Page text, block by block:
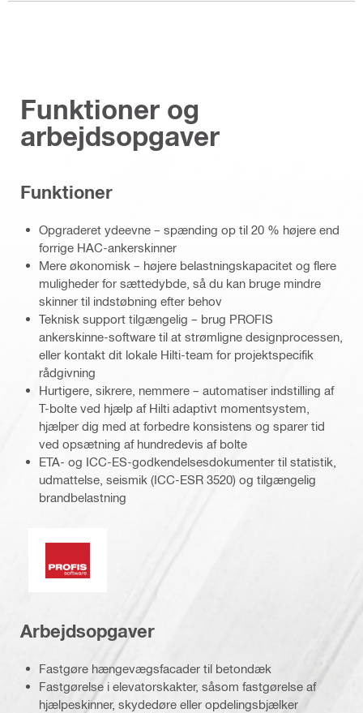
Funktioner og
arbejdsopgaver
Funktioner
Opgraderet ydeevne – spænding op til 20 % højere end
forrige HAC-ankerskinner
Mere økonomisk – højere belastningskapacitet og flere
muligheder for sættedybde, så du kan bruge mindre
skinner til indstøbning efter behov
Teknisk support tilgængelig – brug PROFIS
ankerskinne-software til at strømligne designprocessen,
eller kontakt dit lokale Hilti-team for projektspecifik
rådgivning
Hurtigere, sikrere, nemmere – automatiser indstilling af
T-bolte ved hjælp af Hilti adaptivt momentsystem,
hjælper dig med at forbedre konsistens og sparer tid
ved opsætning af hundredevis af bolte
ETA- og ICC-ES-godkendelsesdokumenter til statistik,
udmattelse, seismik (ICC-ESR 3520) og tilgængelig
brandbelastning
PROFIS-software
Arbejdsopgaver
Fastgøre hængevægsfacader til betondæk
Fastgørelse i elevatorskakter, såsom fastgørelse af
hjælpeskinner, skydedøre eller opdelingsbjælker